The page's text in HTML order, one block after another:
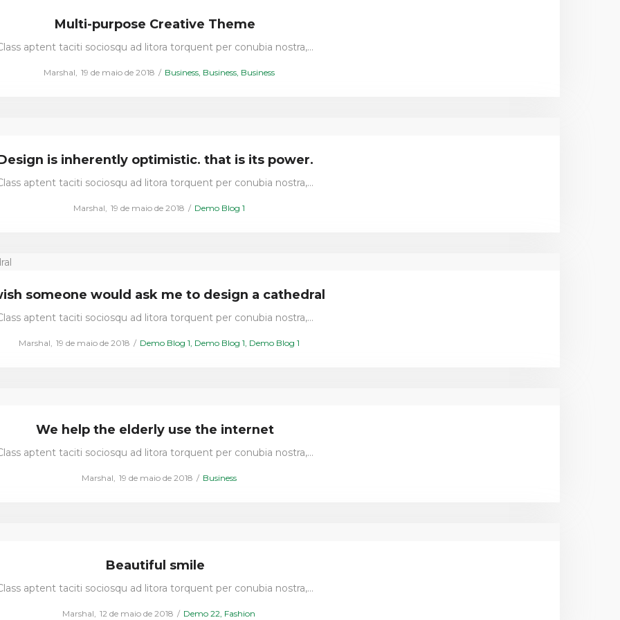
Multi-purpose Creative Theme
aptent taciti sociosqu ad litora torquent per conubia nostra,…
Marshal Posted
19 de maio de 2018
Posted
Business Business Business
is inherently optimistic. that is its power.
aptent taciti sociosqu ad litora torquent per conubia nostra,…
Marshal Posted
19 de maio de 2018
Posted
Demo Blog 1
someone would ask me to design a cathedral
aptent taciti sociosqu ad litora torquent per conubia nostra,…
Marshal Posted
19 de maio de 2018
Posted
Demo Blog 1 Demo Blog 1 Demo Blog 1
We help the elderly use the internet
aptent taciti sociosqu ad litora torquent per conubia nostra,…
Marshal Posted
19 de maio de 2018
Posted
Business
Beautiful smile
aptent taciti sociosqu ad litora torquent per conubia nostra,…
Marshal Posted
12 de maio de 2018 Posted
Demo 22 Fashion